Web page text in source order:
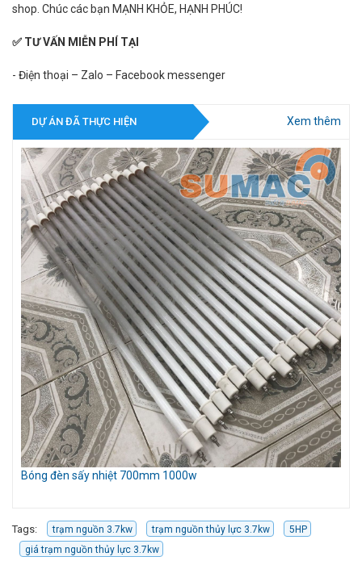
shop. Chúc các bạn MẠNH KHỎE, HẠNH PHÚC!
✅ TƯ VẤN MIỄN PHÍ TẠI
- Điện thoại – Zalo – Facebook messenger
DỰ ÁN ĐÃ THỰC HIỆN Xem thêm
Bóng đèn sấy nhiệt 700mm 1000w
Tags: trạm nguồn 3.7kw trạm nguồn thủy lực 3.7kw
5HP
giá trạm nguồn thủy lực 3.7kw